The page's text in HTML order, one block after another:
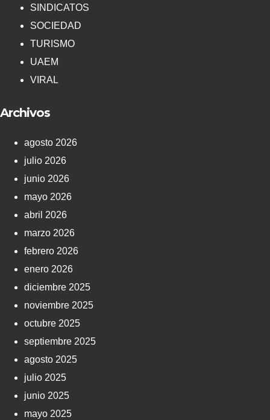
SINDICATOS
SOCIEDAD
TURISMO
UAEM
VIRAL
Archivos
agosto 2026
julio 2026
junio 2026
mayo 2026
abril 2026
marzo 2026
febrero 2026
enero 2026
diciembre 2025
noviembre 2025
octubre 2025
septiembre 2025
agosto 2025
julio 2025
junio 2025
mayo 2025